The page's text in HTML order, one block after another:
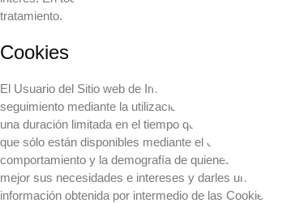
tratamiento.
Cookies
El Usuario del Sitio web de Imactions S.R.L. conoce y
seguimiento mediante la utilización de cookies. Las
una duración limitada en el tiempo que ayudan a
que sólo están disponibles mediante el empleo de
comportamiento y la demografía de quienes visitan o
mejor sus necesidades e intereses y darles un mejor
información obtenida por intermedio de las Cookies